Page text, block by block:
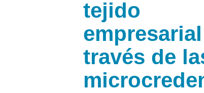
tejido
través de